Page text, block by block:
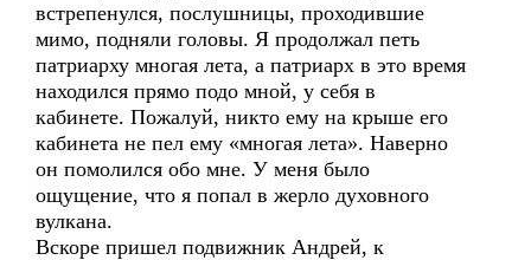
встрепенулся, послушницы, проходившие
мимо, подняли головы. Я продолжал петь
патриарху многая лета, а патриарх в это время
находился прямо подо мной, у себя в
кабинете. Пожалуй, никто ему на крыше его
кабинета не пел ему «многая лета». Наверно
он помолился обо мне. У меня было
ощущение, что я попал в жерло духовного
вулкана.
Вскоре пришел подвижник Андрей, к